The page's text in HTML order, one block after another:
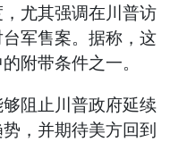
尤其强调在川普访
军售案。据称，这
附带条件之一。
阻止川普政府延续
，并期待美方回到